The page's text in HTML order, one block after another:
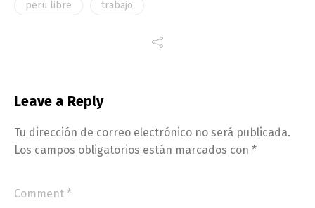
peru libre trabajo
Leave a Reply
Tu dirección de correo electrónico no será publicada.
Los campos obligatorios están marcados con *